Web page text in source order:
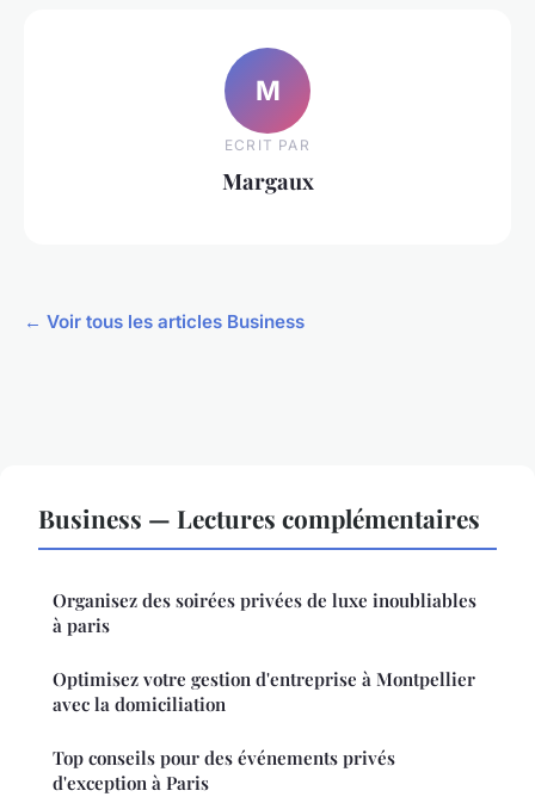
M
ECRIT PAR
Margaux
← Voir tous les articles Business
Business — Lectures complémentaires
Organisez des soirées privées de luxe inoubliables
à paris
Optimisez votre gestion d'entreprise à Montpellier
avec la domiciliation
Top conseils pour des événements privés
d'exception à Paris